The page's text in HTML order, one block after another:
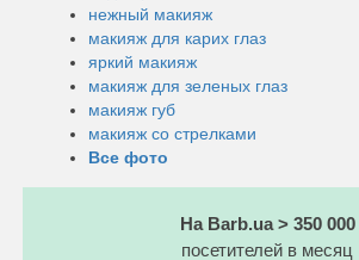
нежный макияж
макияж для карих глаз
яркий макияж
макияж для зеленых глаз
макияж губ
макияж со стрелками
Все фото
На Barb.ua > 350 000
посетителей в месяц